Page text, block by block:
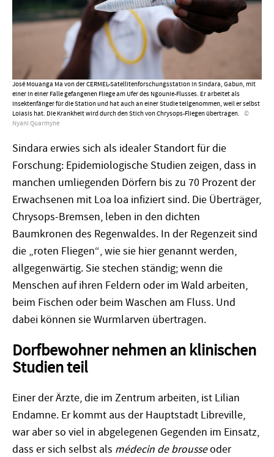
José Mouanga Ma von der CERMEL-Satellitenforschungsstation in Sindara, Gabun, mit
einer in einer Falle gefangenen Fliege am Ufer des Ngounie-Flusses. Er arbeitet als
Insektenfänger für die Station und hat auch an einer Studie teilgenommen, weil er selbst
Loiasis hat. Die Krankheit wird durch den Stich von Chrysops-Fliegen übertragen.
Nyani Quarmyne
Sindara erwies sich als idealer Standort für die
Forschung: Epidemiologische Studien zeigen, dass in
manchen umliegenden Dörfern bis zu 70 Prozent der
Erwachsenen mit Loa loa infiziert sind. Die Überträger,
Chrysops-Bremsen, leben in den dichten
Baumkronen des Regenwaldes. In der Regenzeit sind
die „roten Fliegen“, wie sie hier genannt werden,
allgegenwärtig. Sie stechen ständig; wenn die
Menschen auf ihren Feldern oder im Wald arbeiten,
beim Fischen oder beim Waschen am Fluss. Und
dabei können sie Wurmlarven übertragen.
Dorfbewohner nehmen an klinischen
Studien teil
Einer derÄrzte, die im Zentrum arbeiten, ist Lilian
Endamne. Er kommt aus der Hauptstadt Libreville,
war aber so viel in abgelegenen Gegenden im Einsatz,
dass er sich selbst als médecin de brousseoder